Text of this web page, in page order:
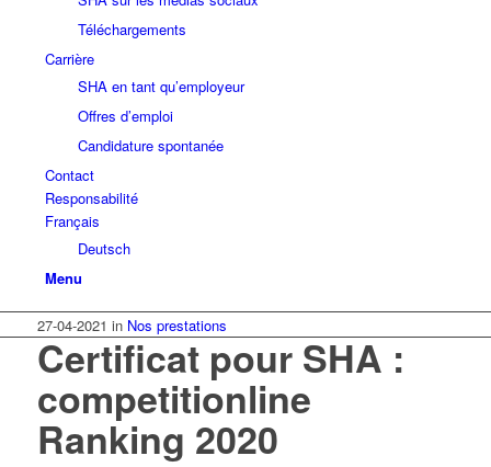
Téléchargements
Carrière
SHA en tant qu’employeur
Offres d’emploi
Candidature spontanée
Contact
Responsabilité
Français
Deutsch
Menu
27-04-2021 in Nos prestations
Certificat pour SHA :
competitionline
Ranking 2020